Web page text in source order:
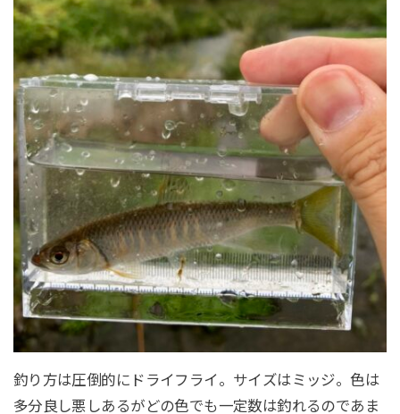
釣り方は圧倒的にドライフライ。サイズはミッジ。色は
多分良し悪しあるがどの色でも一定数は釣れるのであま